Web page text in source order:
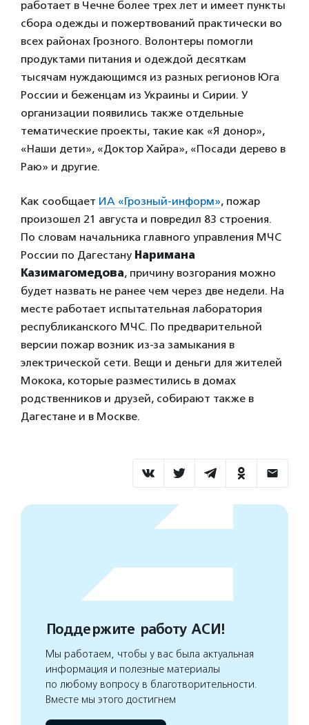
работает в Чечне более трех лет и имеет пункты
сбора одежды и пожертвований практически во
всех районах Грозного. Волонтеры помогли
продуктами питания и одеждой десяткам
тысячам нуждающимся из разных регионов Юга
России и беженцам из Украины и Сирии. У
организации появились также отдельные
тематические проекты, такие как «Я донор»,
«Наши дети», «Доктор Хайра», «Посади дерево в
Раю» и другие.
Как сообщает ИА «Грозный-информ», пожар
произошел 21 августа и повредил 83 строения.
По словам начальника главного управления МЧС
России по Дагестану Наримана
Казимагомедова, причину возгорания можно
будет назвать не ранее чем через две недели. На
месте работает испытательная лаборатория
республиканского МЧС. По предварительной
версии пожар возник из-за замыкания в
электрической сети. Вещи и деньги для жителей
Мокока, которые разместились в домах
родственников и друзей, собирают также в
Дагестане и в Москве.
Поддержите работу АСИ!
Мы работаем, чтобы у вас была актуальная
информация и полезные материалы
по любому вопросу в благотворительности.
Вместе мы этого достигнем